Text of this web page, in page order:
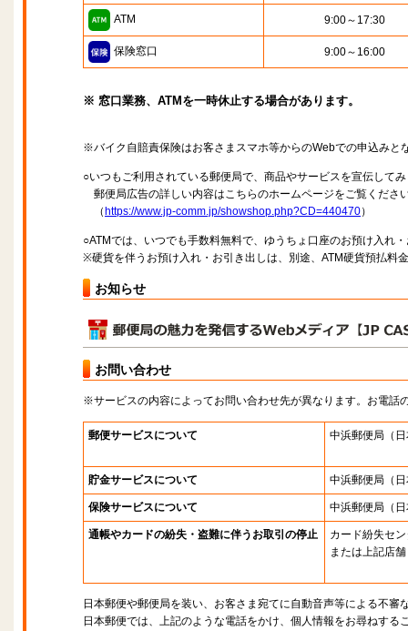
ATM 9:00～17:30
保険窓口 9:00～16:00
※ 窓口業務、ATMを一時休止する場合があります。
※バイク自賠責保険はお客さまスマホ等からのWebでの申込みと
○いつもご利用されている郵便局で、商品やサービスを宣伝して
郵便局広告の詳しい内容はこちらのホームページをご覧くださ
（ https://www.jp-comm.jp/showshop.php?CD=440470）
○ATMでは、いつでも手数料無料で、ゆうちょ口座のお預け入れ
※硬貨を伴うお預け入れ・お引き出しは、別途、ATM硬貨預払料
お知らせ
お問い合わせ
※サービスの内容によってお問い合わせ先が異なります。お電話
郵便サービスについて 中浜郵便局 （
貯金サービスについて 中浜郵便局 （
保険サービスについて 中浜郵便局 （
通帳やカードの紛失・盗難に伴うお取引の停止
カード紛失セ
または上記店舗
日本郵便や郵便局を装い、お客さま宛てに自動音声等による不審
日本郵便では、上記のような電話をかけ、個人情報をお尋ねする